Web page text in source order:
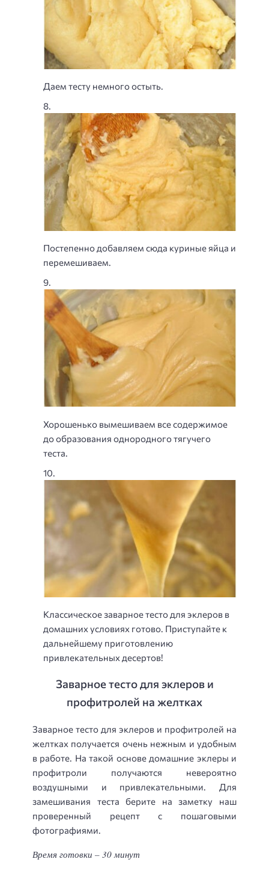
Даем тесту немного остыть.
Постепенно добавляем сюда куриные яйца и
перемешиваем.
Хорошенько вымешиваем все содержимое
до образования однородного тягучего
теста.
Классическое заварное тесто для эклеров в
домашних условиях готово. Приступайте к
дальнейшему приготовлению
привлекательных десертов!
Заварное тесто для эклеров и
профитролей на желтках
Заварное тесто для эклеров и профитролей на
желтках получается очень нежным и удобным
в работе. На такой основе домашние эклеры и
профитроли получаются невероятно
воздушными и привлекательными. Для
замешивания теста берите на заметку наш
проверенный рецепт с пошаговыми
фотографиями.
Время готовки – 30 минут